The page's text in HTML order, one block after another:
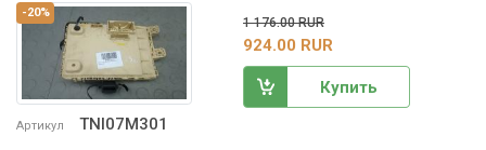
-20%
Артикул TNI07M301
1 176.00 RUR
924.00 RUR
Купить